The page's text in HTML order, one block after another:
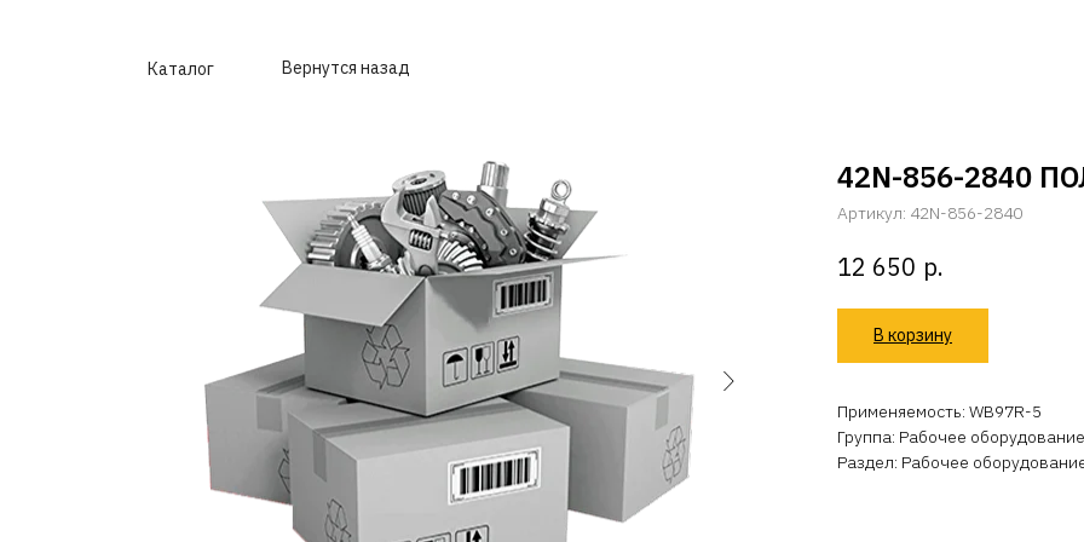
Каталог Вернутся назад
42N-856-2840
Артикул: 42N-856-2840
12 650 р.
В корзину
Применяемость: WB97R-5
Группа: Рабочее
Раздел: Рабочее